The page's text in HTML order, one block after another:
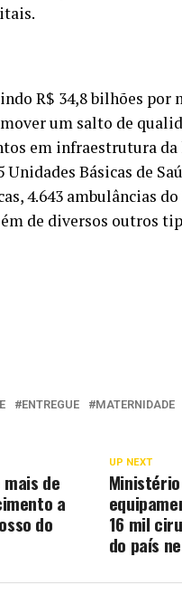
R$ 34,8 bilhões por
um salto de
em infraestrutura da
Básicas de
4.643 ambulâncias
de diversos outros
ENTREGUE MATERNIDADE
UP NEXT
16 mil
do país
de
a
do